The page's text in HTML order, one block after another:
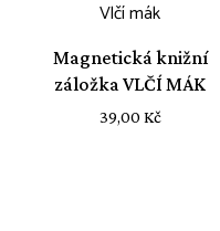
Magnetická knižní
záložka VLČÍ MÁK
39,00 Kč